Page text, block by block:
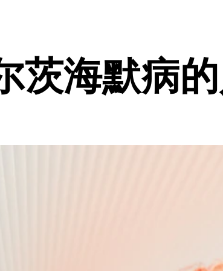
茨海默病